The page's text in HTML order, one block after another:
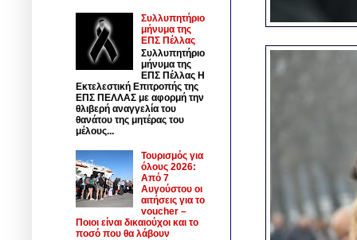
Συλλυπητήριο
μήνυμα της
ΕΠΣ Πέλλας
Συλλυπητήριο
μήνυμα της
ΕΠΣ Πέλλας Η
Εκτελεστική Επιτροπής της
ΕΠΣ ΠΕΛΛΑΣ με αφορμή την
θλιβερή αναγγελία του
θανάτου της μητέρας του
μέλους...
Τουρισμός για
όλους 2026:
Από 7
Αυγούστου οι
αιτήσεις για το
voucher –
Ποιοι είναι δικαιούχοι και το
ποσό που θα λάβουν